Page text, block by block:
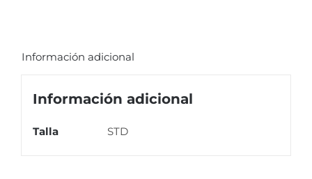
Información adicional
Información adicional
Talla STD